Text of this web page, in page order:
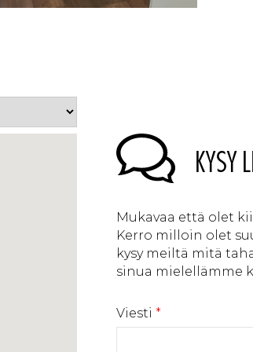
KYSY
Mukavaa että olet
Kerro milloin olet
kysy meiltä mitä
sinua mielellämme
Viesti *